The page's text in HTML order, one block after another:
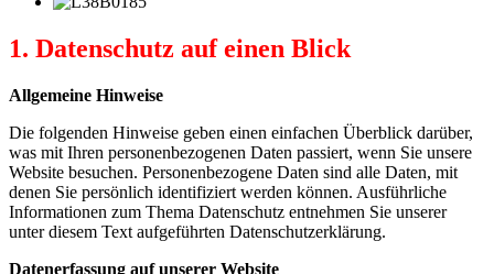
1. Datenschutz auf einen Blick
Allgemeine Hinweise
Die folgenden Hinweise geben einen einfachen Überblick darüber,
was mit Ihren personenbezogenen Daten passiert, wenn Sie unsere
Website besuchen. Personenbezogene Daten sind alle Daten, mit
denen Sie persönlich identifiziert werden können. Ausführliche
Informationen zum Thema Datenschutz entnehmen Sie unserer
unter diesem Text aufgeführten Datenschutzerklärung.
Datenerfassung auf unserer Website